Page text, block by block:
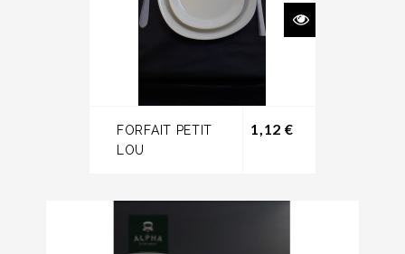
FORFAIT PETIT
LOU
1,12 €Prix